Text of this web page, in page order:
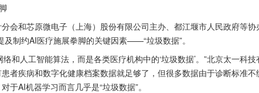
会和芯原微电子（上海）股份有限公司主办、都江堰市人民政府等协
制约AI医疗施展拳脚的关键因素——“垃圾数据”。
和人工智能算法，而是各类医疗机构中的‘垃圾数据’。”北京太一科
者疾病和数字化健康档案数据就足够了，但很多数据由于诊断标准不
于AI机器学习而言几乎是“垃圾数据”。